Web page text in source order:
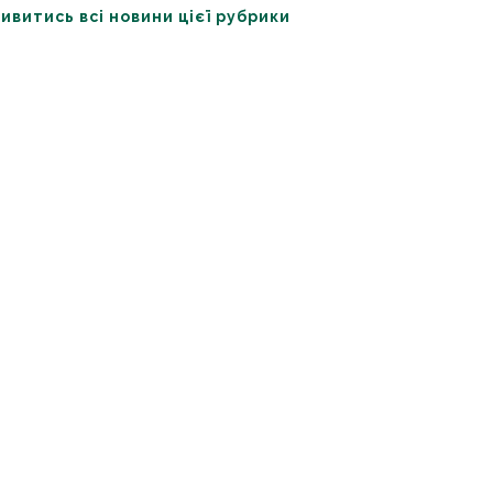
всі новини цієї рубрики